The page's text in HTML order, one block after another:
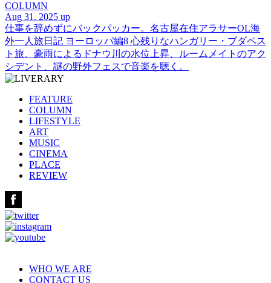
COLUMN
Aug 31. 2025 up
仕事を辞めずにバックパッカー。名古屋在住アラサーOL海
外一人旅日記 ヨーロッパ編8 心残りなハンガリー・ブダペス
ト旅。豪雨によるドナウ川の水位上昇、ルームメイトのアク
シデント、謎の野外フェスで音楽を聴く。
FEATURE
COLUMN
LIFESTYLE
ART
MUSIC
CINEMA
PLACE
REVIEW
WHO WE ARE
CONTACT US